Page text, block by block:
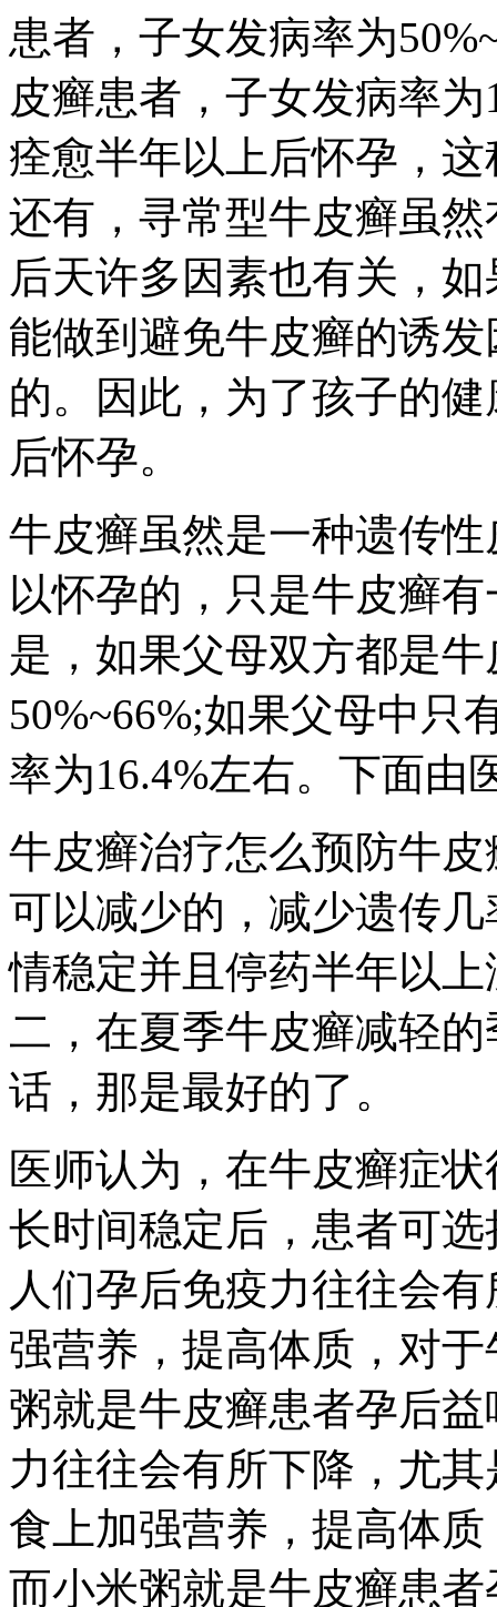
患者，子女发病率为
皮癣患者，子女发病率
痊愈半年以上后怀孕，
还有，寻常型牛皮癣虽
后天许多因素也有关，
能做到避免牛皮癣的诱
的。因此，为了孩子的
后怀孕。
牛皮癣虽然是一种遗传
以怀孕的，只是牛皮癣
是，如果父母双方都是
50%~66%;如果父母中只
率为16.4%左右。下面由
牛皮癣治疗怎么预防牛
可以减少的，减少遗传
情稳定并且停药半年以
二，在夏季牛皮癣减轻
话，那是最好的了。
医师认为，在牛皮癣症
长时间稳定后，患者可
人们孕后免疫力往往会
强营养，提高体质，对
粥就是牛皮癣患者孕后
力往往会有所下降，尤
食上加强营养，提高体
而小米粥就是牛皮癣患